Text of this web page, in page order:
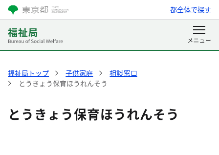
都全体で探す
福祉局トップ 子供家庭
相談窓口
とうきょう保育ほうれんそう
とうきょう保育ほうれんそう